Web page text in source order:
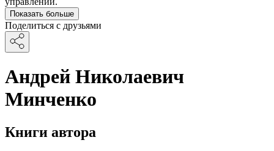
Показать больше
Поделиться с друзьями
Андрей Николаевич
Минченко
Книги автора